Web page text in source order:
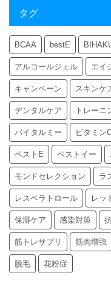
タグ
BCAA bestE
アルコールジェル エイ
キャンペーン スキンケ
デンタルケア トレーニ
バイタルミー ビタミン
ベストE ベストイー
モンドセレクション ラ
レスベラトロール レッ
保湿ケア 感染対策
筋トレサプリ 筋肉増強
脱毛 花粉症